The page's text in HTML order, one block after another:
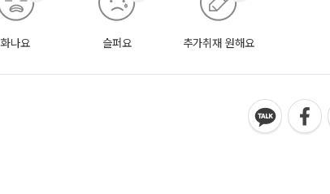
화나요 슬퍼요 추가취재 원해요